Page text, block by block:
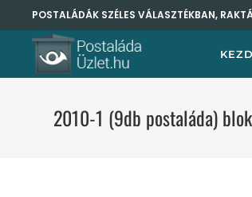
POSTALÁDÁK SZÉLES VÁLASZTÉKBAN,
2010-1 (9db postaláda)